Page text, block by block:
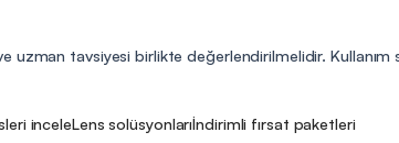
uzman tavsiyesi birlikte değerlendirilmelidir. Kullanım
inceleLens solüsyonlarıİndirimli fırsat paketleri